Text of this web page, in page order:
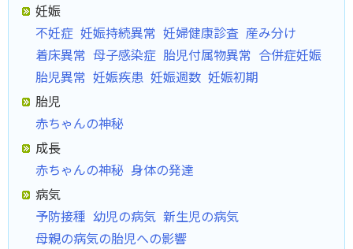
妊娠
不妊症 妊娠持続異常 妊婦健康診査 産み分け
着床異常 母子感染症 胎児付属物異常 合併症妊娠
胎児異常 妊娠疾患 妊娠週数 妊娠初期
胎児
赤ちゃんの神秘
成長
赤ちゃんの神秘 身体の発達
病気
予防接種 幼児の病気 新生児の病気
母親の病気の胎児への影響